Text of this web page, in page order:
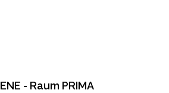
- Raum PRIMA